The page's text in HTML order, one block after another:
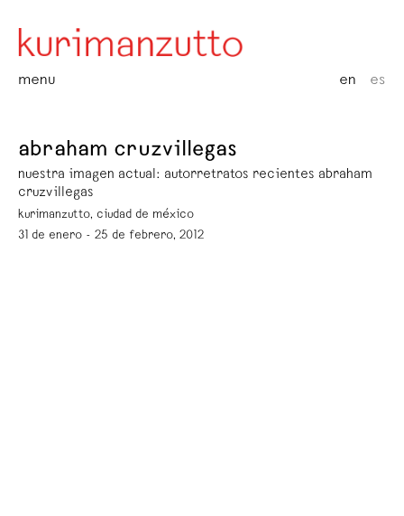
menu en es
abraham cruzvillegas
nuestra imagen actual: autorretratos recientes abraham
cruzvillegas
kurimanzutto, ciudad de méxico
31 de enero - 25 de febrero, 2012